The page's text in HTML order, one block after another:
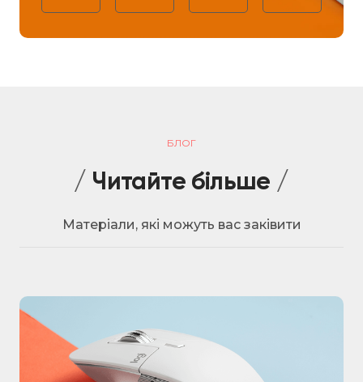
БЛОГ
/ Читайте більше /
Матеріали, які можуть вас заківити